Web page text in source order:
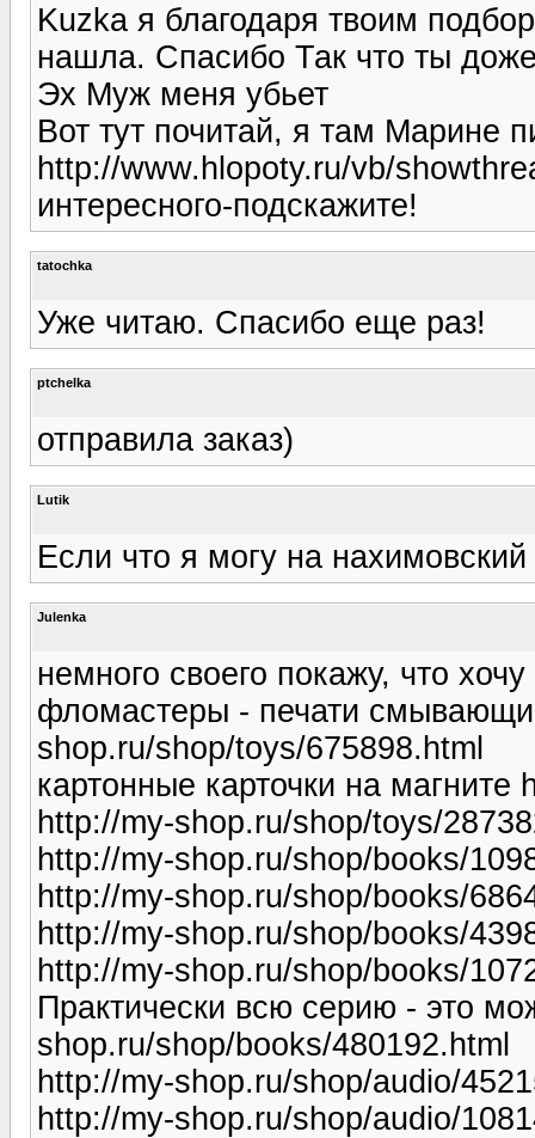
Kuzka я благодаря твоим
нашла. Спасибо Так что ты
Эх Муж меня убьет
Вот тут почитай, я там Марине
http://www.hlopoty.ru/vb/
интересного-подскажите!
tatochka
Уже читаю. Спасибо еще раз!
ptchelka
отправила заказ)
Lutik
Если что я могу на нахимовский
Julenka
немного своего покажу, что хочу
фломастеры - печати
shop.ru/shop/toys/675898.html
картонные карточки на
http://my-shop.ru/shop/toys/
http://my-shop.ru/shop/books/
http://my-shop.ru/shop/books/
http://my-shop.ru/shop/books/
http://my-shop.ru/shop/books/
Практически всю серию - это
shop.ru/shop/books/480192.html
http://my-shop.ru/shop/audio/
http://my-shop.ru/shop/audio/